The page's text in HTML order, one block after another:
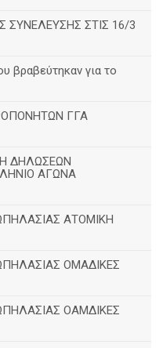
ΣΥΝΕΛΕΥΣΗΣ ΣΤΙΣ 16/3
βραβεύτηκαν για το
ΓΓΑ
ΔΗΛΩΣΕΩΝ
ΑΓΩΝΑ
ΑΤΟΜΙΚΗ
ΟΜΑΔΙΚΕΣ
ΟΑΜΔΙΚΕΣ